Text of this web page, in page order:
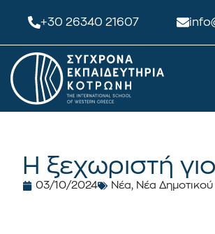
+30 26340 21607
Η ξεχωριστή
03/10/2024 Νέα, Νέα Δημοτικού